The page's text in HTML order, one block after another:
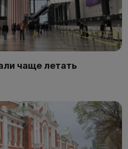
чаще летать